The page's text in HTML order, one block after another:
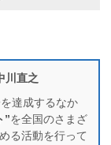
川直之
達成するなか
”を全国のさまざ
る活動を行って